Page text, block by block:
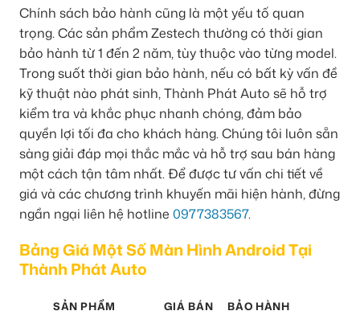
Chính sách bảo hành cũng là một yếu tố quan
trọng. Các sản phẩm Zestech thường có thời gian
bảo hành từ 1 đến 2 năm, tùy thuộc vào từng model.
Trong suốt thời gian bảo hành, nếu có bất kỳ vấn đề
kỹ thuật nào phát sinh, Thành Phát Auto sẽ hỗ trợ
kiểm tra và khắc phục nhanh chóng, đảm bảo
quyền lợi tối đa cho khách hàng. Chúng tôi luôn sẵn
sàng giải đáp mọi thắc mắc và hỗ trợ sau bán hàng
một cách tận tâm nhất. Để được tư vấn chi tiết về
giá và các chương trình khuyến mãi hiện hành, đừng
ngần ngại liên hệ hotline 0977383567.
Bảng Giá Một Số Màn Hình Android Tại
Thành Phát Auto
SẢN PHẨM GIÁ BÁN BẢO HÀNH